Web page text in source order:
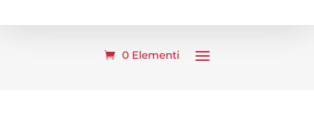
0 Elementi